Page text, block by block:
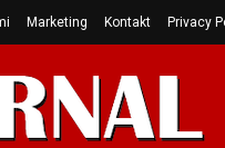
Marketing Kontakt Privacy